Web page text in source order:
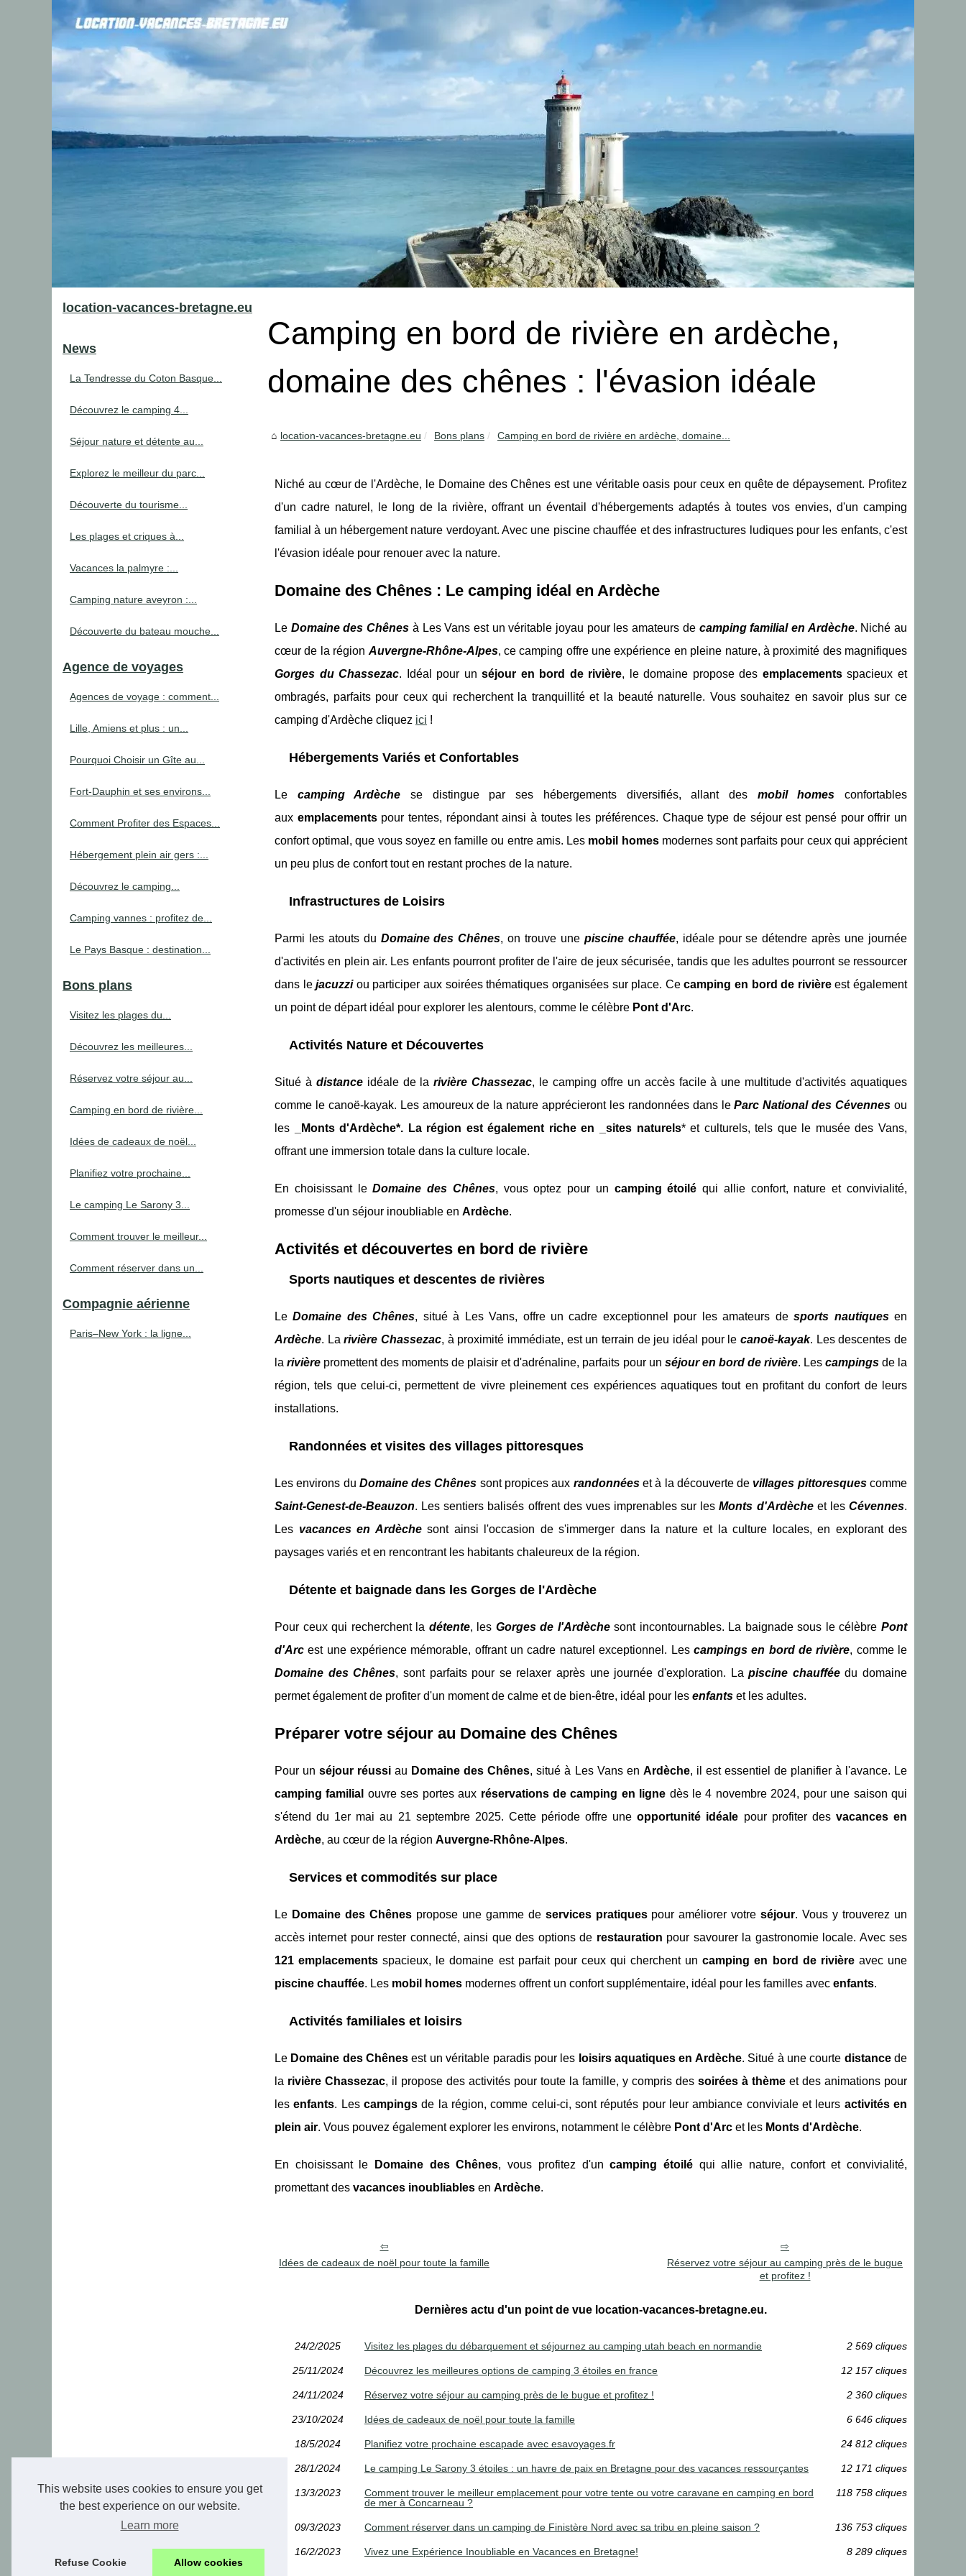
This website uses cookies to ensure you get
the best experience on our website.
Learn more
Refuse Cookie Allow cookies
Camping en bord de rivière en ardèche,
domaine des chênes : l'évasion idéale
location-vacances-bretagne.eu Bons plans Camping en bord de rivière en ardèche, domaine...
Niché au cœur de l'Ardèche, le Domaine des Chênes est une véritable oasis pour ceux en quête de dépaysement. Profitez
d'un cadre naturel, le long de la rivière, offrant un éventail d'hébergements adaptés à toutes vos envies, d'un camping
familial à un hébergement nature verdoyant. Avec une piscine chauffée et des infrastructures ludiques pour les enfants, c'est
l'évasion idéale pour renouer avec la nature.
Domaine des Chênes : Le camping idéal en Ardèche
Le Domaine des Chênes à Les Vans est un véritable joyau pour les amateurs de camping familial en Ardèche. Niché au
cœur de la région Auvergne-Rhône-Alpes, ce camping offre une expérience en pleine nature, à proximité des magnifiques
Gorges du Chassezac. Idéal pour unséjour en bord de rivière, le domaine propose des emplacementsspacieux et
ombragés, parfaits pour ceux qui recherchent la tranquillité et la beauté naturelle. Vous souhaitez en savoir plus sur ce
camping d'Ardèche cliquez ici !
Hébergements Variés et Confortables
Le camping Ardèche se distingue par ses hébergements diversifiés, allant des mobil homes confortables
aux emplacementspour tentes, répondant ainsi à toutes les préférences. Chaque type de séjour est pensé pour offrir un
confort optimal, que vous soyez en famille ou entre amis. Les mobil homesmodernes sont parfaits pour ceux qui apprécient
un peu plus de confort tout en restant proches de la nature.
Infrastructures de Loisirs
Parmi les atouts du Domaine des Chênes, on trouve une piscine chauffée, idéale pour se détendre après une journée
d'activités en plein air. Les enfants pourront profiter de l'aire de jeux sécurisée, tandis que les adultes pourront se ressourcer
dans lejacuzziou participer aux soirées thématiques organisées sur place. Cecamping en bord de rivièreest également
un point de départ idéal pour explorer les alentours, comme le célèbre Pont d'Arc.
Activités Nature et Découvertes
Situé à distanceidéale de larivière Chassezac, le camping offre un accès facile à une multitude d'activités aquatiques
comme le canoë-kayak. Les amoureux de la nature apprécieront les randonnées dans leParc National des Cévennes ou
les
_Monts d'Ardèche*. La région est également riche en _sites naturels* et culturels, tels que le musée des Vans,
offrant une immersion totale dans la culture locale.
En choisissant leDomaine des Chênes, vous optez pour un camping étoiléqui allie confort, nature et convivialité,
promesse d'un séjour inoubliable en Ardèche.
Activités et découvertes en bord de rivière
Sports nautiques et descentes de rivières
LeDomaine des Chênes, situé à Les Vans, offre un cadre exceptionnel pour les amateurs desports nautiquesen
Ardèche. Larivière Chassezac, à proximité immédiate, est un terrain de jeu idéal pour lecanoë-kayak. Les descentes de
larivière promettent des moments de plaisir et d'adrénaline, parfaits pour un séjour en bord de rivière. Les campingsde la
région, tels que celui-ci, permettent de vivre pleinement ces expériences aquatiques tout en profitant du confort de leurs
installations.
Randonnées et visites des villages pittoresques
Les environs du Domaine des Chênes sont propices aux randonnéeset à la découverte de villages pittoresquescomme
Saint-Genest-de-Beauzon. Les sentiers balisés offrent des vues imprenables sur lesMonts d'Ardècheet lesCévennes.
Les vacances en Ardèchesont ainsi l'occasion de s'immerger dans la nature et la culture locales, en explorant des
paysages variés et en rencontrant les habitants chaleureux de la région.
Détente et baignade dans les Gorges de l'Ardèche
Pour ceux qui recherchent la détente, les Gorges de l'Ardèchesont incontournables. La baignade sous le célèbrePont
d'Arc est une expérience mémorable, offrant un cadre naturel exceptionnel. Les campings en bord de rivière, comme le
Domaine des Chênes, sont parfaits pour se relaxer après une journée d'exploration. Lapiscine chaufféedu domaine
permet également de profiter d'un moment de calme et de bien-être, idéal pour les enfants et les adultes.
Préparer votre séjour au Domaine des Chênes
Pour unséjour réussi au Domaine des Chênes, situé à Les Vans en Ardèche, il est essentiel de planifier à l'avance. Le
camping familial ouvre ses portes aux réservations de camping en ligne dès le 4 novembre 2024, pour une saison qui
s'étend du 1er mai au 21 septembre 2025. Cette période offre uneopportunité idéale pour profiter des vacances en
Ardèche, au cœur de la région Auvergne-Rhône-Alpes.
Services et commodités sur place
Le Domaine des Chênespropose une gamme de services pratiquespour améliorer votreséjour. Vous y trouverez un
accès internet pour rester connecté, ainsi que des options de restauration pour savourer la gastronomie locale. Avec ses
121 emplacements spacieux, le domaine est parfait pour ceux qui cherchent uncamping en bord de rivièreavec une
piscine chauffée. Les mobil homes modernes offrent un confort supplémentaire, idéal pour les familles avec enfants.
Activités familiales et loisirs
Le Domaine des Chênes est un véritable paradis pour les loisirs aquatiques en Ardèche. Situé à une courte distancede
la rivière Chassezac, il propose des activités pour toute la famille, y compris des soirées à thème et des animations pour
lesenfants. Lescampings de la région, comme celui-ci, sont réputés pour leur ambiance conviviale et leurs activités en
plein air. Vous pouvez également explorer les environs, notamment le célèbre Pont d'Arc et les Monts d'Ardèche.
En choisissant le Domaine des Chênes, vous profitez d'uncamping étoiléqui allie nature, confort et convivialité,
promettant des vacances inoubliables en Ardèche.
Idées de cadeaux de noël pour toute la famille
Réservez votre séjour au camping près de le bugue
et profitez !
Dernières actu d'un point de vue location-vacances-bretagne.eu.
24/2/2025 Visitez les plages du débarquement et séjournez au camping utah beach en normandie 2 569 cliques
25/11/2024 Découvrez les meilleures options de camping 3 étoiles en france 12 157 cliques
24/11/2024 Réservez votre séjour au camping près de le bugue et profitez ! 2 360 cliques
23/10/2024 Idées de cadeaux de noël pour toute la famille 6 646 cliques
18/5/2024 Planifiez votre prochaine escapade avec esavoyages.fr 24 812 cliques
28/1/2024 Le camping Le Sarony 3 étoiles : un havre de paix en Bretagne pour des vacances ressourçantes 12 171 cliques
13/3/2023
Comment trouver le meilleur emplacement pour votre tente ou votre caravane en camping en bord
de mer à Concarneau ?
118 758 cliques
09/3/2023 Comment réserver dans un camping de Finistère Nord avec sa tribu en pleine saison ? 136 753 cliques
16/2/2023 Vivez une Expérience Inoubliable en Vacances en Bretagne! 8 289 cliques
location-vacances-bretagne.eu
News
La Tendresse du Coton Basque...
Découvrez le camping 4...
Séjour nature et détente au...
Explorez le meilleur du parc...
Découverte du tourisme...
Les plages et criques à...
Vacances la palmyre :...
Camping nature aveyron :...
Découverte du bateau mouche...
Agence de voyages
Agences de voyage : comment...
Lille, Amiens et plus : un...
Pourquoi Choisir un Gîte au...
Fort-Dauphin et ses environs...
Comment Profiter des Espaces...
Hébergement plein air gers :...
Découvrez le camping...
Camping vannes : profitez de...
Le Pays Basque : destination...
Bons plans
Visitez les plages du...
Découvrez les meilleures...
Réservez votre séjour au...
Camping en bord de rivière...
Idées de cadeaux de noël...
Planifiez votre prochaine...
Le camping Le Sarony 3...
Comment trouver le meilleur...
Comment réserver dans un...
Compagnie aérienne
Paris–New York : la ligne...